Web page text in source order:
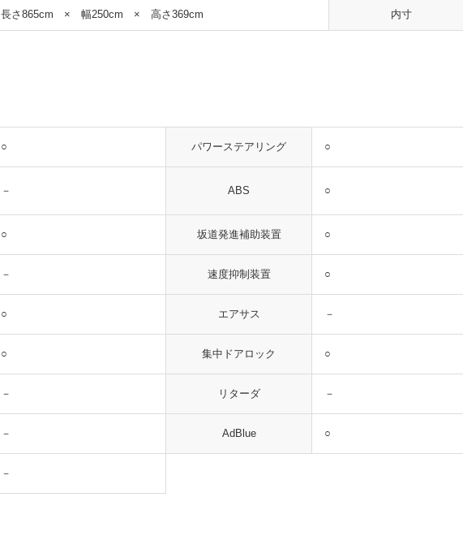
長さ865cm × 幅250cm × 高さ369cm 内寸
○ パワーステアリング ○
－ ABS ○
○ 坂道発進補助装置 ○
－ 速度抑制装置 ○
○ エアサス －
○ 集中ドアロック ○
－ リターダ －
－ AdBlue ○
－